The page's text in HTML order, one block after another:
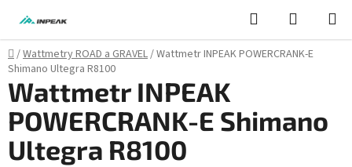
obsah
Hledat
KOŠÍK
Domů
/Wattmetry ROAD a GRAVEL/Wattmetr INPEAK POWERCRANK-E
Shimano Ultegra R8100
Wattmetr INPEAK
POWERCRANK-E Shimano
Ultegra R8100